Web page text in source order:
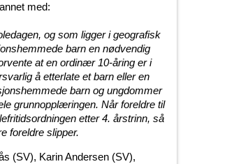
med:
og som ligger i geografisk
barn en nødvendig
at en ordinær 10-åring er i
å etterlate et barn eller en
barn og ungdommer
grunnopplæringen. Når foreldre til
etter 4. årstrinn, så
foreldre slipper.
(SV), Karin Andersen (SV),